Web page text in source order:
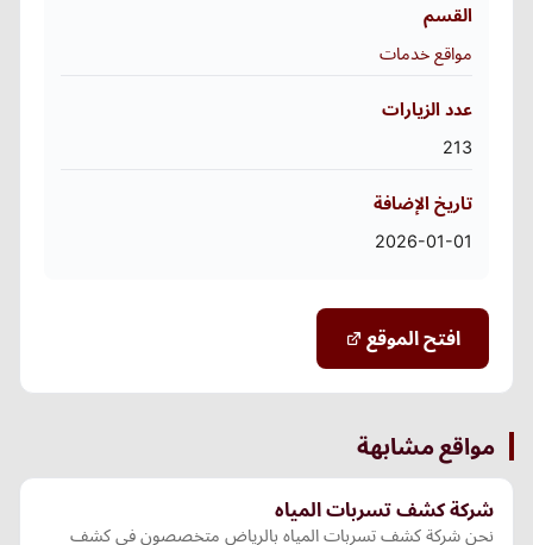
القسم
مواقع خدمات
عدد الزيارات
213
تاريخ الإضافة
2026-01-01
افتح الموقع
مواقع مشابهة
شركة كشف تسربات المياه
نحن شركة كشف تسربات المياه بالرياض متخصصون في كشف